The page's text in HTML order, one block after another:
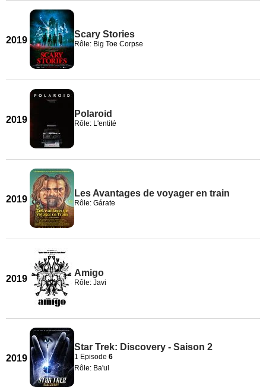
2019
Scary Stories
Rôle: Big Toe Corpse
2019
Polaroid
Rôle: L'entité
2019
Les Avantages de voyager en train
Rôle: Gárate
2019
Amigo
Rôle: Javi
2019
Star Trek: Discovery - Saison 2
1 Episode 6
Rôle: Ba'ul